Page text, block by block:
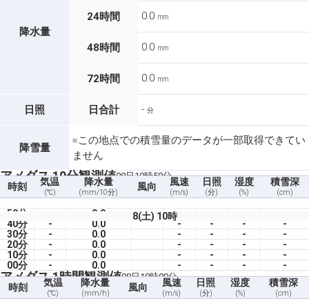
降水量
24時間 0.0 mm
48時間 0.0 mm
72時間 0.0 mm
日照 日合計 - 分
降雪量
※この地点での積雪量のデータが一部取得できてい
ません
アメダス 10分観測値08日10時50分
時刻 気温
(℃)
降水量
(mm/10分)
風向 風速
(m/s)
日照
(分)
湿度
(%)
積雪深
(cm)
8(土) 10時
50分 0.0 -
40分
- 0.0 - - -
-
30分
- 0.0 - - -
-
20分
- 0.0 - - -
-
10分
- 0.0 - - -
-
00分
- 0.0 - - - -
アメダス 1時間観測値08日10時00分
時刻 気温
(℃)
降水量
(mm/h)
風向 風速
(m/s)
日照
(分)
湿度
(%)
積雪深
(cm)